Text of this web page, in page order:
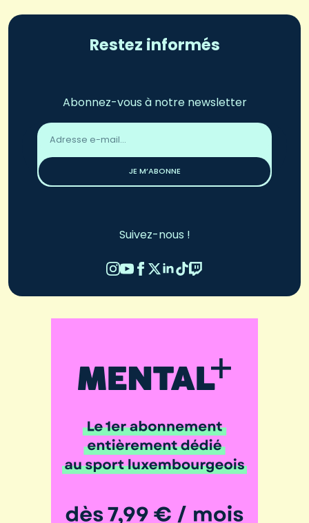
Restez informés
Abonnez-vous à notre newsletter
Adresse
email
JE M’ABONNE
Suivez-nous !